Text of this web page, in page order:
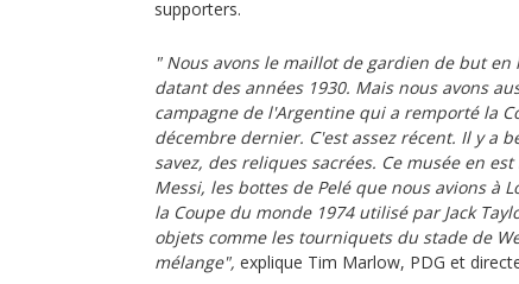
supporters.
" Nous avons le maillot de gardien de but
datant des années 1930. Mais nous avons
campagne de l'Argentine qui a remporté la
décembre dernier. C'est assez récent. Il y a
savez, des reliques sacrées. Ce musée en
Messi, les bottes de Pelé que nous avions à
la Coupe du monde 1974 utilisé par Jack
objets comme les tourniquets du stade de
mélange", explique Tim Marlow, PDG et